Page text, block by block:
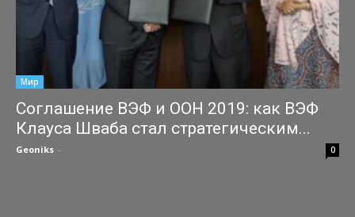
Мир
Соглашение ВЭФ и ООН 2019: как ВЭФ
Клауса Шваба стал стратегическим...
Geoniks - 0